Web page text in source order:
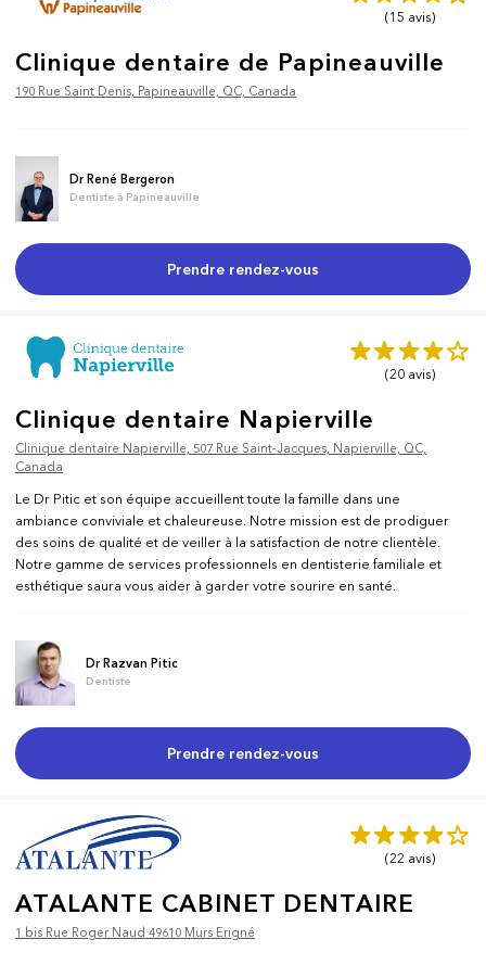
(15 avis)
Clinique dentaire de Papineauville
190 Rue Saint Denis, Papineauville, QC, Canada
Dr René Bergeron
Dentiste à Papineauville
Prendre rendez-vous
(20avis)
Clinique dentaire Napierville
Clinique dentaire Napierville, 507 Rue Saint-Jacques, Napierville, QC,
Canada
Le Dr Pitic et son équipe accueillent toute la famille dans une
ambiance conviviale et chaleureuse. Notre mission est de prodiguer
des soins de qualité et de veiller à la satisfaction de notre clientèle.
Notre gamme de services professionnels en dentisterie familiale et
esthétique saura vous aider à garder votre sourire en santé.
Dr Razvan Pitic
Dentiste
Prendre rendez-vous
(22 avis)
ATALANTE CABINET DENTAIRE
1 bis Rue Roger Naud 49610 Murs Erigné